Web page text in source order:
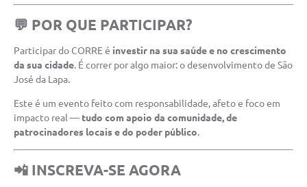
💬 POR QUE PARTICIPAR?
Participar do CORRE é investir na sua saúde e no crescimento
da sua cidade. É correr por algo maior: o desenvolvimento de São
José da Lapa.
Este é um evento feito com responsabilidade, afeto e foco em
impacto real — tudo com apoio da comunidade, de
patrocinadores locais e do poder público.
📲 INSCREVA-SE AGORA